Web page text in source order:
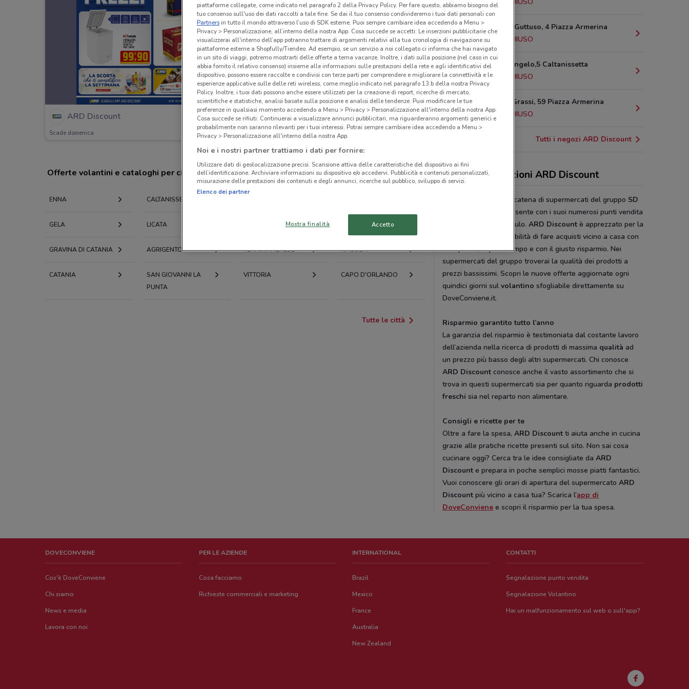
ARD Discount
Scade domenica
Offerte volantini e cataloghi per città nelle vicinanze
ENNA CALTANISSETTA
GELA LICATA MISTERBIANCO
GRAVINA DI CATANIA AGRIGENTO TERMINI IMERESE RAGUSA
CATANIA
SAN GIOVANNI LA
PUNTA
VITTORIA CAPO D'ORLANDO
Tutte le città
Via Renato Guttuso, 4 Piazza Armerina
20.6 km
CHIUSO
Via Michelangelo,5 Caltanissetta
22.3 km
CHIUSO
Via Libero Grassi, 59 Piazza Armerina
22.3 km
CHIUSO
Tutti i negozi ARD Discount
Sconti e promozioni ARD Discount
è una catena di supermercati del gruppo SD
e presente con i suoi numerosi punti vendita
su tutto il territorio siculo.ARD Discount è apprezzato per la
sua comodità, la possibilità di fare acquisti vicino a casa con
tranquillità, in poco tempo e con il giusto risparmio. Nei
supermercati del gruppo troverai la qualità dei prodotti a
prezzi bassissimi. Scopri le nuove offerte aggiornate ogni
quindici giorni sulvolantino sfogliabile direttamente su
DoveConviene.it.
Risparmio garantito tutto l’anno
La garanzia del risparmio è testimoniata dal costante lavoro
dell’azienda nella ricerca di prodotti di massima qualità ad
un prezzo più basso degli altri supermercati. Chi conosce
ARD Discount conosce anche il vasto assortimento che si
trova in questi supermercati sia per quanto riguarda prodotti
freschi sia nel reparto non alimentare.
Consigli e ricette per te
Oltre a fare la spesa,ARD Discount ti aiuta anche in cucina
grazie alle pratiche ricette presenti sul sito. Non sai cosa
cucinare oggi? Cerca tra le idee consigliate daARD
Discount e prepara in poche semplici mosse piatti fantastici.
Vuoi conoscere gli orari di apertura del supermercatoARD
Discountpiù vicino a casa tua? Scarica l’app di
DoveConviene e scopri il risparmio per la tua spesa.
DOVECONVIENE
Cos'è DoveConviene
Chi siamo
News e media
Lavora con noi
PER LE AZIENDE
Cosa facciamo
Richieste commerciali e marketing
INTERNATIONAL
Brazil
Mexico
France
Australia
New Zealand
CONTATTI
Segnalazione punto vendita
Segnalazione Volantino
Hai un malfunzionamento sul web o sull'app?
piattaforme collegate, come indicato nel paragrafo 2 della Privacy Policy. Per fare questo, abbiamo bisogno del
tuo consenso sull'uso dei dati raccolti a tale fine. Se dai il tuo consenso condivideremo i tuoi dati personali con
Partnersin tutto il mondo attraverso l’uso di SDK esterne. Puoi sempre cambiare idea accedendo a Menu >
Privacy > Personalizzazione, all’interno della nostra App. Cosa succede se accetti: Le inserzioni pubblicitarie che
visualizzerai all'interno dell’app potranno trattare di argomenti relativi alla tua cronologia di navigazione su
piattaforme esterne a Shopfully/Tiendeo. Ad esempio, se un servizio a noi collegato ci informa che hai navigato
in un sito di viaggi, potremo mostrarti delle offerte a tema vacanze. Inoltre, i dati sulla posizione (nel caso in cui
abbia fornito il relativo consenso) insieme alle informazioni sulle prestazioni della rete e agli identificativi del
dispositivo, possono essere raccolte e condivisi con terze parti per comprendere e migliorare la connettività e le
esperienze applicative sulle delle reti wireless, come meglio indicato nel paragrafo 13.b della nostra Privacy
Policy. Inoltre, i tuoi dati possono anche essere utilizzati per la creazione di report, ricerche di mercato,
scientifiche e statistiche, analisi basate sulla posizione e analisi delle tendenze. Puoi modificare le tue
preferenze in qualsiasi momento accedendo a Menu > Privacy > Personalizzazione all'interno della nostra App.
Cosa succede se rifiuti: Continuerai a visualizzare annunci pubblicitari, ma riguarderanno argomenti generici e
probabilmente non saranno rilevanti per i tuoi interessi. Potrai sempre cambiare idea accedendo a Menu >
Privacy > Personalizzazione all'interno della nostra App.
Noi e i nostri partner trattiamo i dati per fornire:
Utilizzare dati di geolocalizzazione precisi. Scansione attiva delle caratteristiche del dispositivo ai fini
dell’identificazione. Archiviare informazioni su dispositivo e/o accedervi. Pubblicità e contenuti personalizzati,
misurazione delle prestazioni dei contenuti e degli annunci, ricerche sul pubblico, sviluppo di servizi.
Elenco dei partner
Mostra finalità Accetto